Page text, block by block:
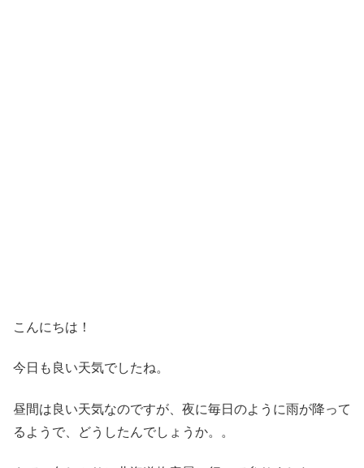
こんにちは！
今日も良い天気でしたね。
昼間は良い天気なのですが、夜に毎日のように雨が降って
るようで、どうしたんでしょうか。。